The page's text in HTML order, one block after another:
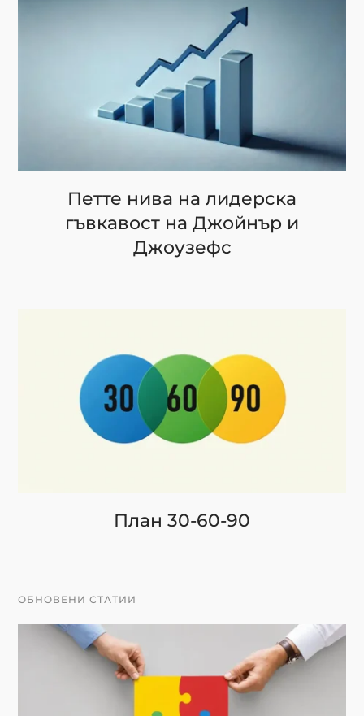
Петте нива на лидерска
гъвкавост на Джойнър и
Джоузефс
План 30-60-90
ОБНОВЕНИ СТАТИИ